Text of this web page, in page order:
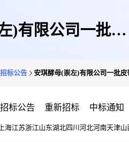
)有限公司一批皮
标公告 安琪酵母(崇左)有限公司一批
招标公告 重新招标 中标通知
上海江苏浙江山东湖北四川 河北河南天津山